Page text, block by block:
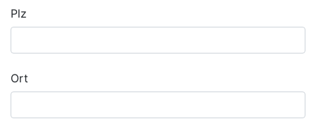
Plz
Ort